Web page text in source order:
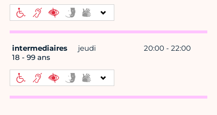
intermediaires
18 - 99 ans
jeudi 20:00 - 22:00